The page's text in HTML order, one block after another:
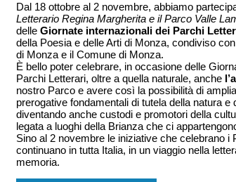
Dal 18 ottobre al 2 novembre, abbiamo
Letterario Regina Margherita e il Parco Valle
delle Giornate internazionali dei Parchi
della Poesia e delle Arti di Monza, condiviso
di Monza e il Comune di Monza.
È bello poter celebrare, in occasione delle
Parchi Letterari, oltre a quella naturale, anche
nostro Parco e avere così la possibilità di
prerogative fondamentali di tutela della natura e
diventando anche custodi e promotori della
legata a luoghi della Brianza che ci
Sino al 2 novembre le iniziative che celebrano i
continuano in tutta Italia, in un viaggio nella
memoria.